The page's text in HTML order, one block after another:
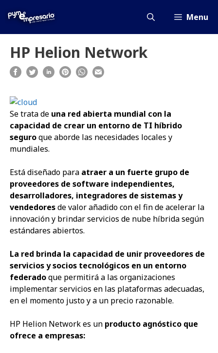
Menu
HP Helion Network
Se trata de una red abierta mundial con la
capacidad de crear un entorno de TI híbrido
seguroque aborde las necesidades locales y
mundiales.
Está diseñado para atraer a un fuerte grupo de
proveedores de software independientes,
desarrolladores, integradores de sistemas y
vendedoresde valor añadido con el fin de acelerar la
innovación y brindar servicios de nube híbrida según
estándares abiertos.
La red brinda la capacidad de unir proveedores de
servicios y socios tecnológicos en un entorno
federadoque permitirá a las organizaciones
implementar servicios en las plataformas adecuadas,
en el momento justo y a un precio razonable.
HP Helion Network es un producto agnóstico que
ofrece a empresas: